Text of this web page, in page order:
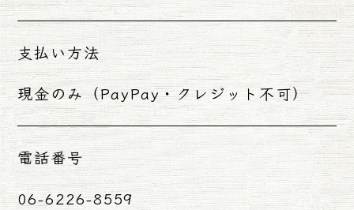
支払い方法
現金のみ（PayPay・クレジット不可）
電話番号
06-6226-8559